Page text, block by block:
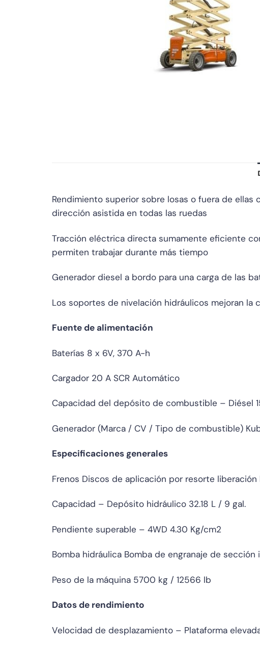
Rendimiento superior sobre losas o fuera de
dirección asistida en todas las ruedas
Tracción eléctrica directa sumamente eficiente
permiten trabajar durante más tiempo
Generador diesel a bordo para una carga de las
Los soportes de nivelación hidráulicos mejoran
Fuente de alimentación
Baterías 8 x 6V, 370 A-h
Cargador 20 A SCR Automático
Capacidad del depósito de combustible – Diésel
Generador (Marca / CV / Tipo de combustible)
Especificaciones generales
Frenos Discos de aplicación por resorte liberación
Capacidad – Depósito hidráulico 32.18 L / 9 gal.
Pendiente superable – 4WD 4.30 Kg/cm2
Bomba hidráulica Bomba de engranaje de sección
Peso de la máquina 5700 kg / 12566 lb
Datos de rendimiento
Velocidad de desplazamiento – Plataforma